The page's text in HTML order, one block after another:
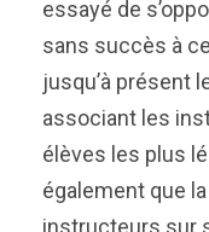
essayé de
sans succès à
jusqu’à présent
associant les
élèves les plus
également que
instructeurs sur